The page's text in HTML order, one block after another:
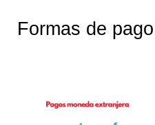
Formas de pago